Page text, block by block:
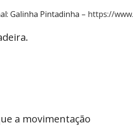
Galinha Pintadinha – https://
a movimentação